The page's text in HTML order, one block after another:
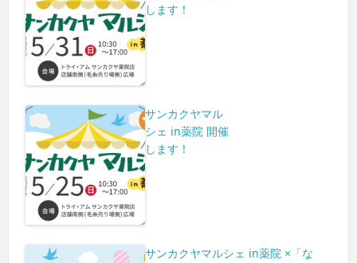
します！
サンカクヤマル
シェ in薬院 開催
します！
サンカクヤマルシェ in薬院 ×「な